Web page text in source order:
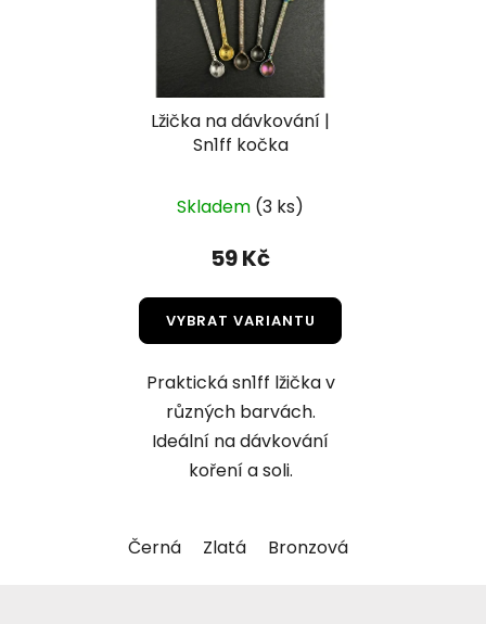
Lžička na dávkování |
Sn1ff kočka
Skladem (3 ks)
59 Kč
VYBRAT VARIANTU
Praktická sn1ff lžička v
různých barvách.
Ideální na dávkování
koření a soli.
Černá Zlatá Bronzová